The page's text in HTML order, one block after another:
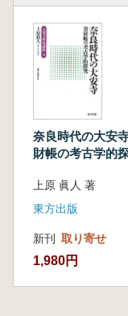
解―講堂の東
述されている
果/食堂院の
設の全体像
の機能―一坊
体像Ⅲ/禅院
―飛鳥寺や広
院と温室院―
に諸院を配置
食堂并太衆
た「寺院地西
奈良時代の大安寺
財帳の考古学的
上原 眞人 著
東方出版
新刊 取り寄せ
1,980円